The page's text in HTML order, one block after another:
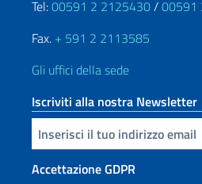
Tel:00591 2 2125430/00591
Fax. + 591 2 2113585
Gli uffici della sede
Iscriviti alla nostra Newsletter
Inserisci la tua email
Accettazione GDPR